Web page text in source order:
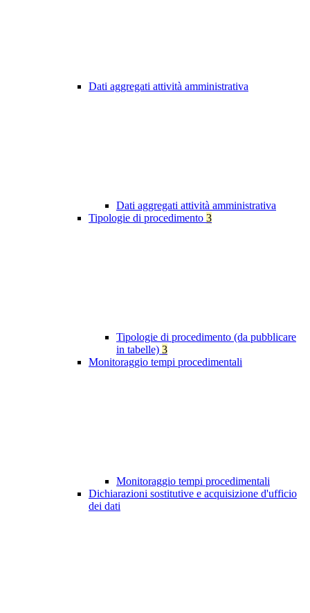
Dati aggregati attività amministrativa
Dati aggregati attività amministrativa
Tipologie di procedimento 3
Tipologie di procedimento (da pubblicare
in tabelle) 3
Monitoraggio tempi procedimentali
Monitoraggio tempi procedimentali
Dichiarazioni sostitutive e acquisizione d'ufficio
dei dati